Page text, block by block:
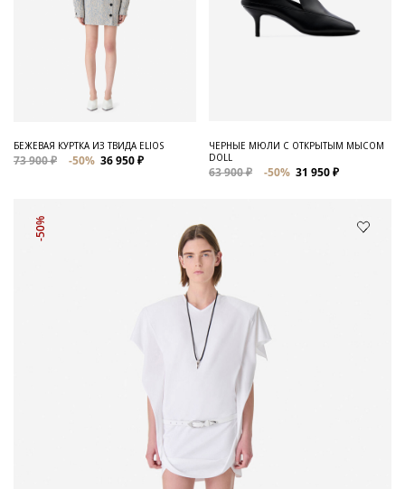
БЕЖЕВАЯ КУРТКА ИЗ ТВИДА ELIOS
73 900 ₽ -50% 36 950 ₽
ЧЕРНЫЕ МЮЛИ С ОТКРЫТЫМ МЫСОМ
DOLL
63 900 ₽ -50% 31 950 ₽
-50%